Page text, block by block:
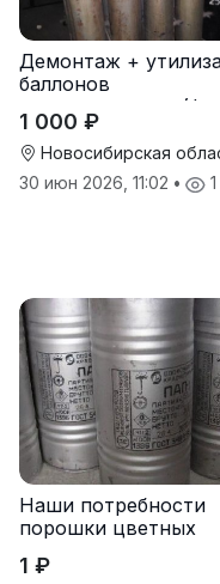
Демонтаж +
баллонов
пожаротушения
хладон) с истекшим
сроком
1 000 ₽
Новосибирская
30 июн 2026, 11:02 •
Наши потребности
порошки цветных
1 ₽